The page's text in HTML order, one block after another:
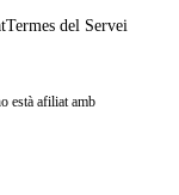
Termes del Servei
està afiliat amb